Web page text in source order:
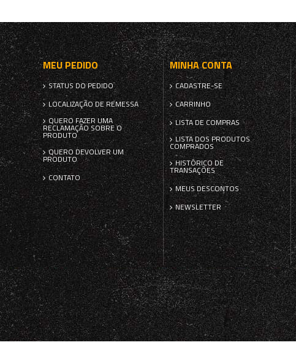
MEU PEDIDO
STATUS DO PEDIDO
LOCALIZAÇÃO DE REMESSA
QUERO FAZER UMA
RECLAMAÇÃO SOBRE O
PRODUTO
QUERO DEVOLVER UM
PRODUTO
CONTATO
MINHA CONTA
CADASTRE-SE
CARRINHO
LISTA DE COMPRAS
LISTA DOS PRODUTOS
COMPRADOS
HISTÓRICO DE
TRANSAÇÕES
MEUS DESCONTOS
NEWSLETTER